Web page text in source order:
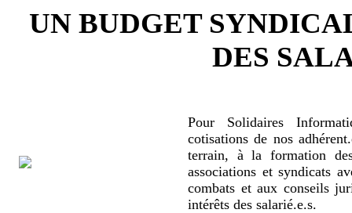
UN BUDGET
DES
Pour Solidaires
cotisations de nos
terrain, à la formation
associations et syndicats
combats et aux conseils
intérêts des salarié.e.s.